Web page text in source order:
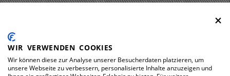
LEGAL
DOWNLOADS
WIR VERWENDEN COOKIES
Wir können diese zur Analyse unserer Besucherdaten platzieren, um
unsere Webseite zu verbessern, personalisierte Inhalte anzuzeigen und